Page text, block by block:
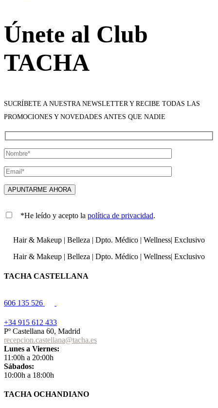
Únete al Club
TACHA
SUCRÍBETE A NUESTRA NEWSLETTER Y RECIBE TODAS LAS
PROMOCIONES Y NOVEDADES ANTES QUE NADIE
*He leído y acepto la política de privacidad.
Hair & Makeup | Belleza | Dpto. Médico | Wellness| Exclusivo
Hair & Makeup | Belleza | Dpto. Médico | Wellness| Exclusivo
TACHA CASTELLANA
606 135 526
+34 915 612 433
Pº Castellana 60, Madrid
recepcion.castellana@tacha.es
Lunes a Viernes:
11:00h a 20:00h
Sábados:
10:00h a 18:00h
TACHA OCHANDIANO